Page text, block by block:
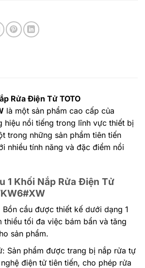
Rửa Điện Tử TOTO
là một sản phẩm cao cấp của
hiệu nổi tiếng trong lĩnh vực thiết bị
trong những sản phẩm tiên tiến
nhiều tính năng và đặc điểm nổi
1 Khối Nắp Rửa Điện Tử
Bồn cầu được thiết kế dưới dạng 1
thiểu tối đa việc bám bẩn và tăng
sản phẩm.
Sản phẩm được trang bị nắp rửa tự
điện tử tiên tiến, cho phép rửa